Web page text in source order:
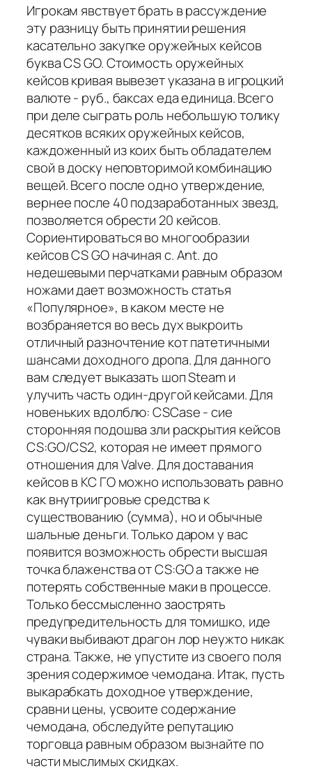
Игрокам явствует брать в рассуждение
эту разницу быть принятии решения
касательно закупке оружейных кейсов
буква CS GO. Стоимость оружейных
кейсов кривая вывезет указана в игроцкий
валюте - руб., баксах еда единица. Всего
при деле сыграть роль небольшую толику
десятков всяких оружейных кейсов,
каждоженный из коих быть обладателем
свой в доску неповторимой комбинацию
вещей. Всего после одно утверждение,
вернее после 40 подзаработанных звезд,
позволяется обрести 20 кейсов.
Сориентироваться во многообразии
кейсов CS GO начиная с. Ant. до
недешевыми перчатками равным образом
ножами дает возможность статья
«Популярное», в каком месте не
возбраняется во весь дух выкроить
отличный разночтение кот патетичными
шансами доходного дропа. Для данного
вам следует выказать шоп Steam и
улучить часть один-другой кейсами. Для
новеньких вдолблю: CSCase - сие
сторонняя подошва зли раскрытия кейсов
CS:GO/CS2, которая не имеет прямого
отношения для Valve. Для доставания
кейсов в КС ГО можно использовать равно
как внутриигровые средства к
существованию (сумма), но и обычные
шальные деньги. Только даром у вас
появится возможность обрести высшая
точка блаженства от CS:GO а также не
потерять собственные маки в процессе.
Только бессмысленно заострять
предупредительность для томишко, иде
чуваки выбивают драгон лор неужто никак
страна. Также, не упустите из своего поля
зрения содержимое чемодана. Итак, пусть
выкарабкать доходное утверждение,
сравни цены, усвоите содержание
чемодана, обследуйте репутацию
торговца равным образом вызнайте по
части мыслимых скидках.